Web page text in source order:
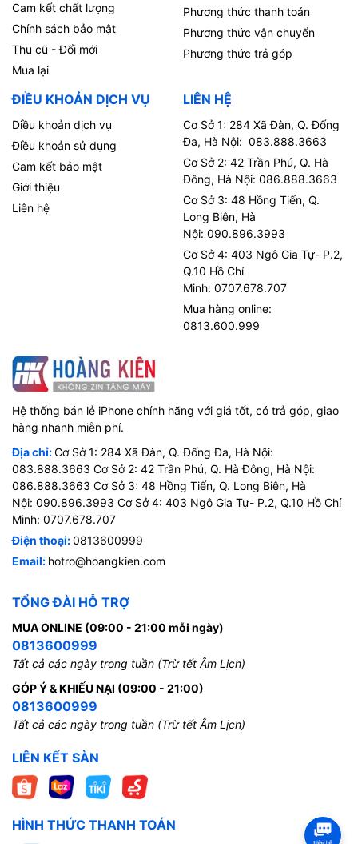
Cam kết chất lượng
Chính sách bảo mật
Thu cũ - Đổi mới
Mua lại
Phương thức thanh toán
Phương thức vận chuyển
Phương thức trả góp
ĐIỀU KHOẢN DỊCH VỤ
Diều khoản dịch vụ
Điều khoản sử dụng
Cam kết bảo mật
Giới thiệu
Liên hệ
LIÊN HỆ
Cơ Sở 1: 284 Xã Đàn, Q. Đống
Đa, Hà Nội: 083.888.3663
Cơ Sở 2: 42 Trần Phú, Q. Hà
Đông, Hà Nội: 086.888.3663
Cơ Sở 3: 48 Hồng Tiến, Q.
Long Biên, Hà
Nội: 090.896.3993
Cơ Sở 4: 403 Ngô Gia Tự- P.2,
Q.10 Hồ Chí
Minh: 0707.678.707
Mua hàng online:
0813.600.999
Hệ thống bán lẻ iPhone chính hãng với giá tốt, có trả góp, giao
hàng nhanh miễn phí.
Địa chỉ:Cơ Sở 1: 284 Xã Đàn, Q. Đống Đa, Hà Nội:
083.888.3663 Cơ Sở 2: 42 Trần Phú, Q. Hà Đông, Hà Nội:
086.888.3663 Cơ Sở 3: 48 Hồng Tiến, Q. Long Biên, Hà
Nội: 090.896.3993 Cơ Sở 4: 403 Ngô Gia Tự- P.2, Q.10 Hồ Chí
Minh: 0707.678.707
Điện thoại:0813600999
Email: hotro@hoangkien.com
TỔNG ĐÀI HỖ TRỢ
MUA ONLINE (09:00 - 21:00 mỗi ngày)
0813600999
Tất cả các ngày trong tuần (Trừ tết Âm Lịch)
GÓP Ý & KHIẾU NẠI (09:00 - 21:00)
0813600999
Tất cả các ngày trong tuần (Trừ tết Âm Lịch)
LIÊN KẾT SÀN
HÌNH THỨC THANH TOÁN